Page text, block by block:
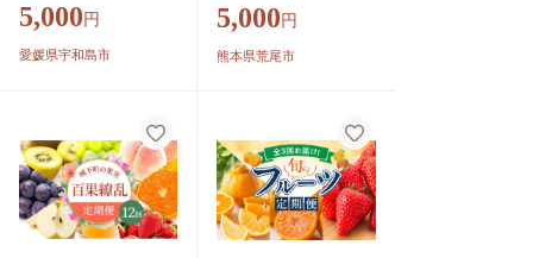
ミックス 減農薬 くら
もとファーム 愛南町
愛媛県
楽部 温州 蜜柑 大玉
みかん 甘い 果物 く
媛みかん 愛媛ミカン
ミカン わけあり サ
イズ 不揃い 産地直
送 数量限定 国産 愛
媛 宇和島 B005-0720
5,000 円
愛媛県宇和島市
Sサイズ 訳あり ご家
庭用 熊本県産 （荒尾
柑橘 小玉 みかん《9
月下旬-12月下旬頃出
荷》
5,000 円
熊本県荒尾市